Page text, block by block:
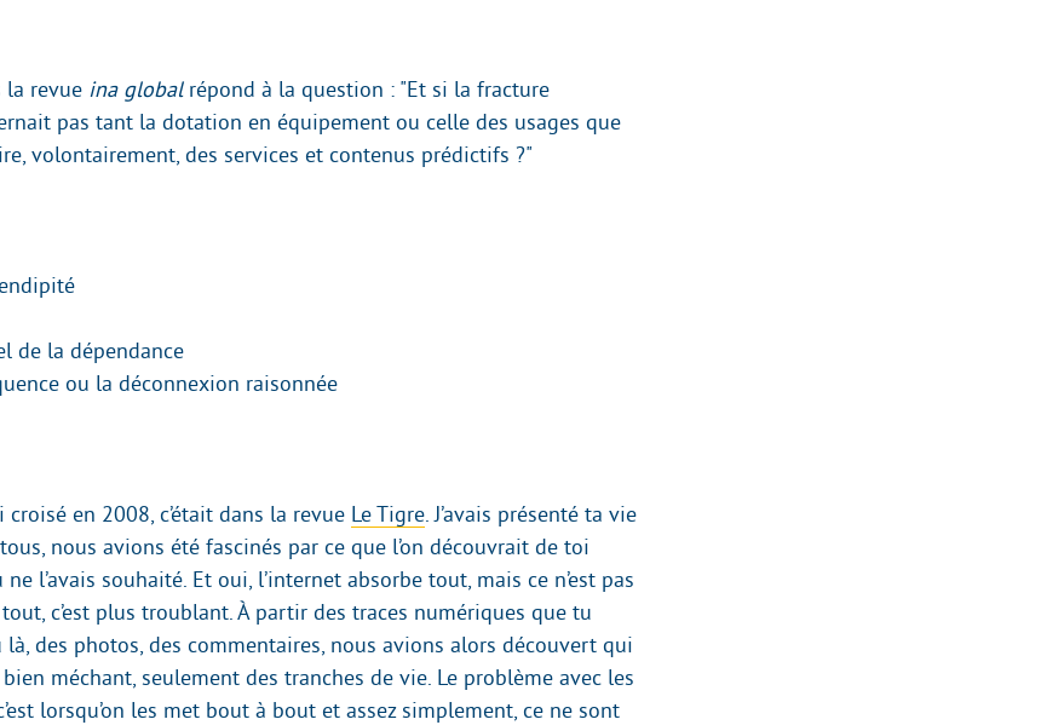
la revue ina globalrépond à la question : "Et si la fracture
pas tant la dotation en équipement ou celle des usages que
volontairement, des services et contenus prédictifs ?"
de la dépendance
ou la déconnexion raisonnée
croisé en 2008, c’était dans la revue Le Tigre. J’avais présenté ta vie
nous avions été fascinés par ce que l’on découvrait de toi
l’avais souhaité. Et oui, l’internet absorbe tout, mais ce n’est pas
c’est plus troublant. À partir des traces numériques que tu
des photos, des commentaires, nous avions alors découvert qui
méchant, seulement des tranches de vie. Le problème avec les
lorsqu’on les met bout à bout et assez simplement, ce ne sont